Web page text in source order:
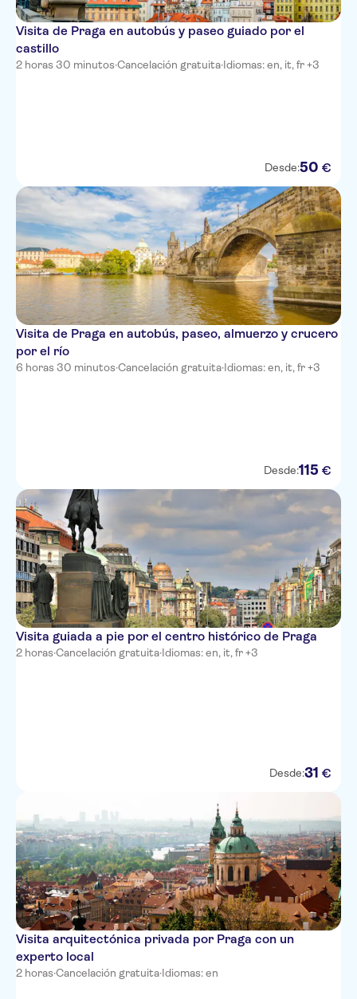
Visita de Praga en autobús y paseo guiado por el
castillo
2 horas 30 minutos·Cancelación gratuita·Idiomas: en, it, fr +3
Desde:50 €
Visita de Praga en autobús, paseo, almuerzo y crucero
por el río
6 horas 30 minutos·Cancelación gratuita·Idiomas: en, it, fr +3
Desde:115 €
Visita guiada a pie por el centro histórico de Praga
2 horas·Cancelación gratuita·Idiomas: en, it, fr +3
Desde:31 €
Visita arquitectónica privada por Praga con un
experto local
2 horas·Cancelación gratuita·Idiomas: en